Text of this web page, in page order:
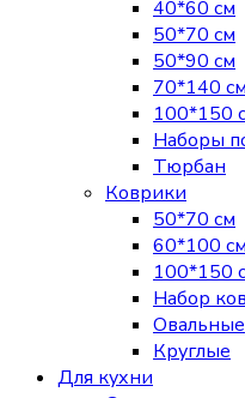
40*60 см
50*70 см
50*90 см
70*140 см
100*150
Наборы
Тюрбан
Коврики
50*70 см
60*100 см
100*150
Набор
Овальные
Круглые
Для кухни